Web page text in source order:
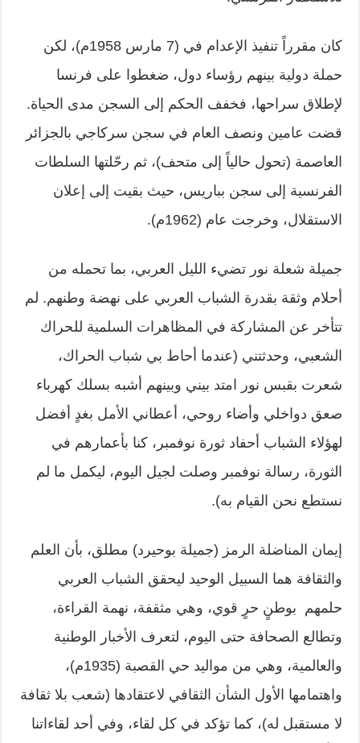
كان مقرراً تنفيذ الإعدام في (7 مارس 1958م)، لكن
حملة دولية بينهم رؤساء دول، ضغطوا على فرنسا
لإطلاق سراحها، فخفف الحكم إلى السجن مدى الحياة.
قضت عامين ونصف العام في سجن سركاجي بالجزائر
العاصمة (تحول حالياً إلى متحف)، ثم رحّلتها السلطات
الفرنسية إلى سجن بباريس، حيث بقيت إلى إعلان
الاستقلال، وخرجت عام (1962م).
جميلة شعلة نور تضيء الليل العربي، بما تحمله من
أحلام وثقة بقدرة الشباب العربي على نهضة وطنهم. لم
تتأخر عن المشاركة في المظاهرات السلمية للحراك
الشعبي، وحدثتني (عندما أحاط بي شباب الحراك،
شعرت بقبس نور امتد بيني وبينهم أشبه بسلك كهرباء
صعق دواخلي وأضاء روحي، أعطاني الأمل بغدٍ أفضل
لهؤلاء الشباب أحفاد ثورة نوفمبر، كنا بأعمارهم في
الثورة، رسالة نوفمبر وصلت لجيل اليوم، ليكمل ما لم
نستطع نحن القيام به).
إيمان المناضلة الرمز (جميلة بوحيرد) مطلق، بأن العلم
والثقافة هما السبيل الوحيد ليحقق الشباب العربي
حلمهم بوطنٍ حرٍ قوي، وهي مثقفة، نهمة القراءة،
وتطالع الصحافة حتى اليوم، لتعرف الأخبار الوطنية
والعالمية، وهي من مواليد حي القصبة (1935م)،
واهتمامها الأول الشأن الثقافي لاعتقادها (شعب بلا ثقافة
لا مستقبل له)، كما تؤكد في كل لقاء، وفي أحد لقاءاتنا